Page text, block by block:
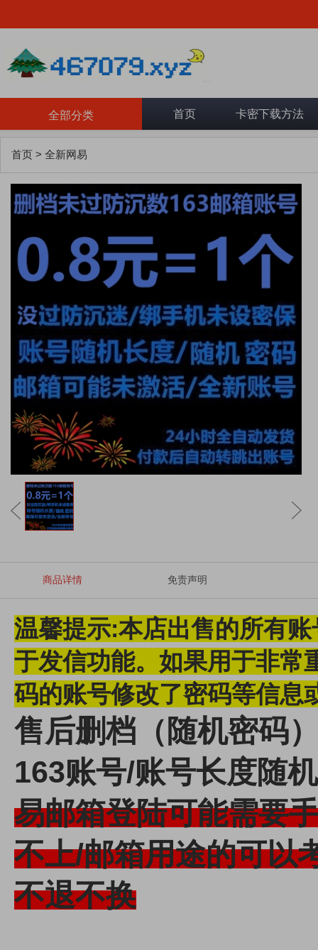
全部分类 首页 卡密下载方法
首页 > 全新网易
商品详情 免责声明
温馨提示:本店出售的所有
于发信功能。 如果用于非常
码的账号修改了密码等信息
售后删档（随机密码
163账号/账号长度随
易邮箱登陆可能需要
不上/邮箱用途的可以
不退不换